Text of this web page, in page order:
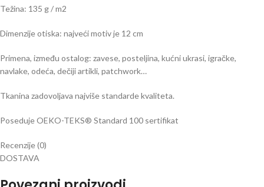
Težina: 135 g / m2
Dimenzije otiska: najveći motiv je 12 cm
Primena, između ostalog: zavese, posteljina, kućni ukrasi, igračke,
navlake, odeća, dečiji artikli, patchwork…
Tkanina zadovoljava najviše standarde kvaliteta.
Poseduje OEKO-TEKS® Standard 100 sertifikat
Recenzije (0)
DOSTAVA